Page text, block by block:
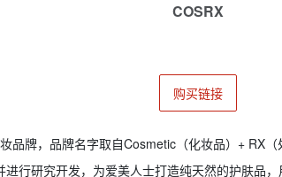
COSRX
购买链接
品牌，品牌名字取自Cosmetic（化妆品）+ RX
行研究开发，为爱美人士打造纯天然的护肤品，